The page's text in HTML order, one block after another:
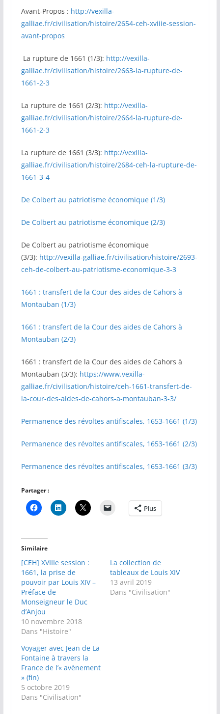
Avant-Propos : http://vexilla-
galliae.fr/civilisation/histoire/2654-ceh-xviiie-session-
avant-propos
La rupture de 1661 (1/3): http://vexilla-
galliae.fr/civilisation/histoire/2663-la-rupture-de-
1661-2-3
La rupture de 1661 (2/3): http://vexilla-
galliae.fr/civilisation/histoire/2664-la-rupture-de-
1661-2-3
La rupture de 1661 (3/3): http://vexilla-
galliae.fr/civilisation/histoire/2684-ceh-la-rupture-de-
1661-3-4
De Colbert au patriotisme économique (1/3)
De Colbert au patriotisme économique (2/3)
De Colbert au patriotisme économique
(3/3): http://vexilla-galliae.fr/civilisation/histoire/2693-
ceh-de-colbert-au-patriotisme-economique-3-3
1661 : transfert de la Cour des aides de Cahors à
Montauban (1/3)
1661 : transfert de la Cour des aides de Cahors à
Montauban (2/3)
1661 : transfert de la Cour des aides de Cahors à
Montauban (3/3): https://www.vexilla-
galliae.fr/civilisation/histoire/ceh-1661-transfert-de-
la-cour-des-aides-de-cahors-a-montauban-3-3/
Permanence des révoltes antifiscales, 1653-1661 (1/3)
Permanence des révoltes antifiscales, 1653-1661 (2/3)
Permanence des révoltes antifiscales, 1653-1661 (3/3)
Partager :
Plus
Similaire
[CEH] XVIIIe session :
1661, la prise de
pouvoir par Louis XIV –
Préface de
Monseigneur le Duc
d’Anjou
10 novembre 2018
Dans "Histoire"
La collection de
tableaux de Louis XIV
13 avril 2019
Dans "Civilisation"
Voyager avec Jean de La
Fontaine à travers la
France de l’« avènement
» (fin)
5 octobre 2019
Dans "Civilisation"